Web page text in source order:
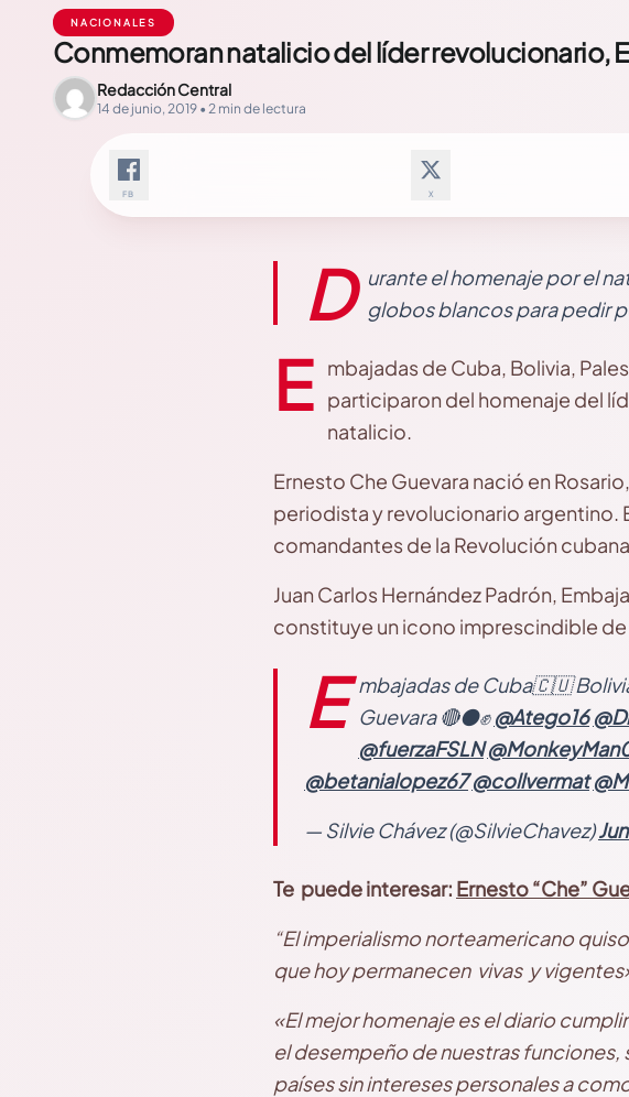
NACIONALES
Conmemoran natalicio del líder revolucionario,
Redacción Central
14 de junio, 2019 • 2 min de lectura
FB X
D urante el homenaje por el
globos blancos para pedir
E mbajadas de Cuba, Bolivia,
participaron del homenaje del
natalicio.
Ernesto Che Guevara nació en
periodista y revolucionario argentino.
comandantes de la Revolución
Juan Carlos Hernández Padrón,
constituye un icono imprescindible
E mbajadas de Cuba🇨🇺
Guevara 🔴⚫✊@Atego16
@fuerzaFSLN
@betanialopez67 @collvermat
— Silvie Chávez (@SilvieChavez)
Te puede interesar: Ernesto “Che”
“El imperialismo norteamericano
que hoy permanecen vivas y
«El mejor homenaje es el diario
el desempeño de nuestras
países sin intereses personales a